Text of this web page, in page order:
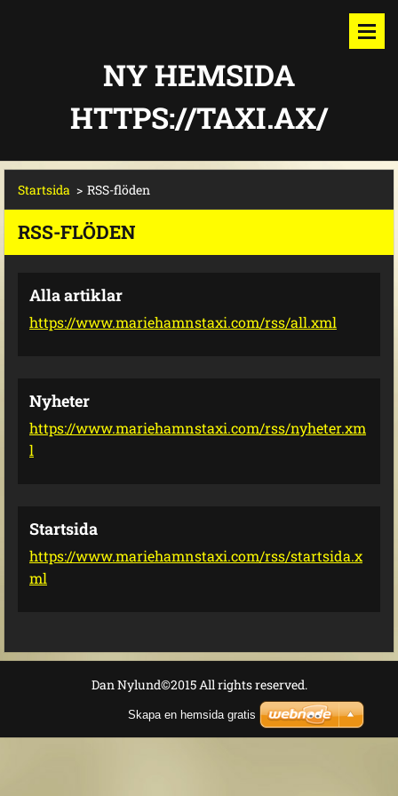
NY HEMSIDA
HTTPS://TAXI.AX/
Startsida > RSS-flöden
RSS-FLÖDEN
Alla artiklar
https://www.mariehamnstaxi.com/rss/all.xml
Nyheter
https://www.mariehamnstaxi.com/rss/nyheter.xm
l
Startsida
https://www.mariehamnstaxi.com/rss/startsida.x
ml
Dan Nylund©2015 All rights reserved.
Skapa en hemsida gratis